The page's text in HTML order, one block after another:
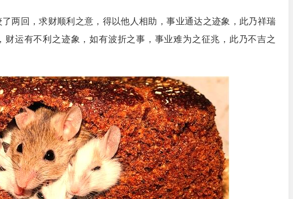
两回，求财顺利之意，得以他人相助，事业通达之迹象，此乃祥瑞
财运有不利之迹象，如有波折之事，事业难为之征兆，此乃不吉之